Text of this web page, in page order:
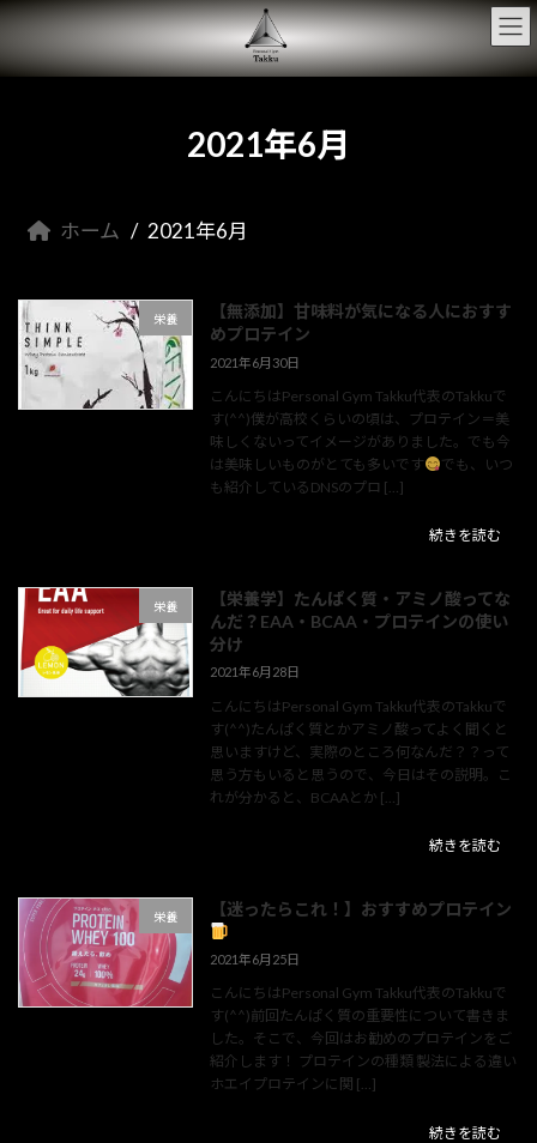
コ
テ
ナ
ゲ
2021年6月
ホーム 2021年6月
栄養
【無添加】甘味料が気になる人におすす
めプロテイン
2021年6月30日
こんにちはPersonal Gym Takku代表のTakkuで
す(^^)僕が高校くらいの頃は、プロテイン＝美
味しくないってイメージがありました。でも今
は美味しいものがとても多いです
でも、いつ
も紹介しているDNSのプロ […]
続きを読む
栄養
【栄養学】たんぱく質・アミノ酸ってな
んだ？EAA・BCAA・プロテインの使い
分け
2021年6月28日
こんにちはPersonal Gym Takku代表のTakkuで
す(^^)たんぱく質とかアミノ酸ってよく聞くと
思いますけど、実際のところ何なんだ？？って
思う方もいると思うので、今日はその説明。こ
れが分かると、BCAAとか […]
続きを読む
栄養 【迷ったらこれ！】おすすめプロテイン
2021年6月25日
こんにちはPersonal Gym Takku代表のTakkuで
す(^^)前回たんぱく質の重要性について書きま
した。そこで、今回はお勧めのプロテインをご
紹介します！ プロテインの種類 製法による違い
ホエイプロテインに関 […]
続きを読む